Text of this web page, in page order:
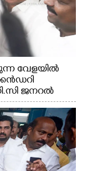
വേളയിൽ
ജനറൽ
കുരുന്നിനെ
എക്സൈസ്
ടി. സിദ്ദിഖ്,
സമീപം